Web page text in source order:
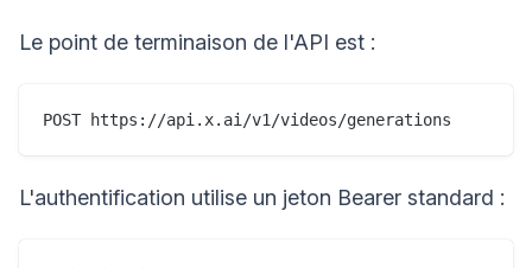
Le point de terminaison de l'API est :
L'authentification utilise un jeton Bearer standard :